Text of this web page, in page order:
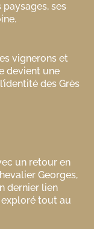
ses
vignerons et
devient une
des Grès
un retour en
Georges,
dernier lien
tout au